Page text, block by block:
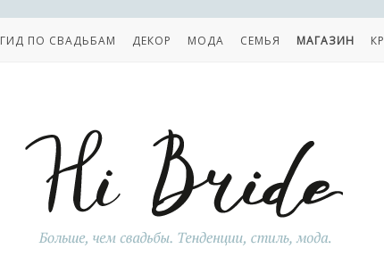
ГИД ПО СВАДЬБАМ ДЕКОР МОДА СЕМЬЯ МАГАЗИН